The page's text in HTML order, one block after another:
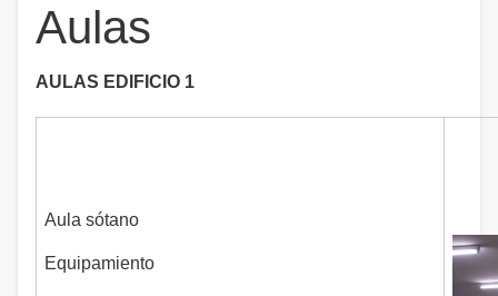
Aulas
AULAS EDIFICIO 1
Aula sótano
Equipamiento